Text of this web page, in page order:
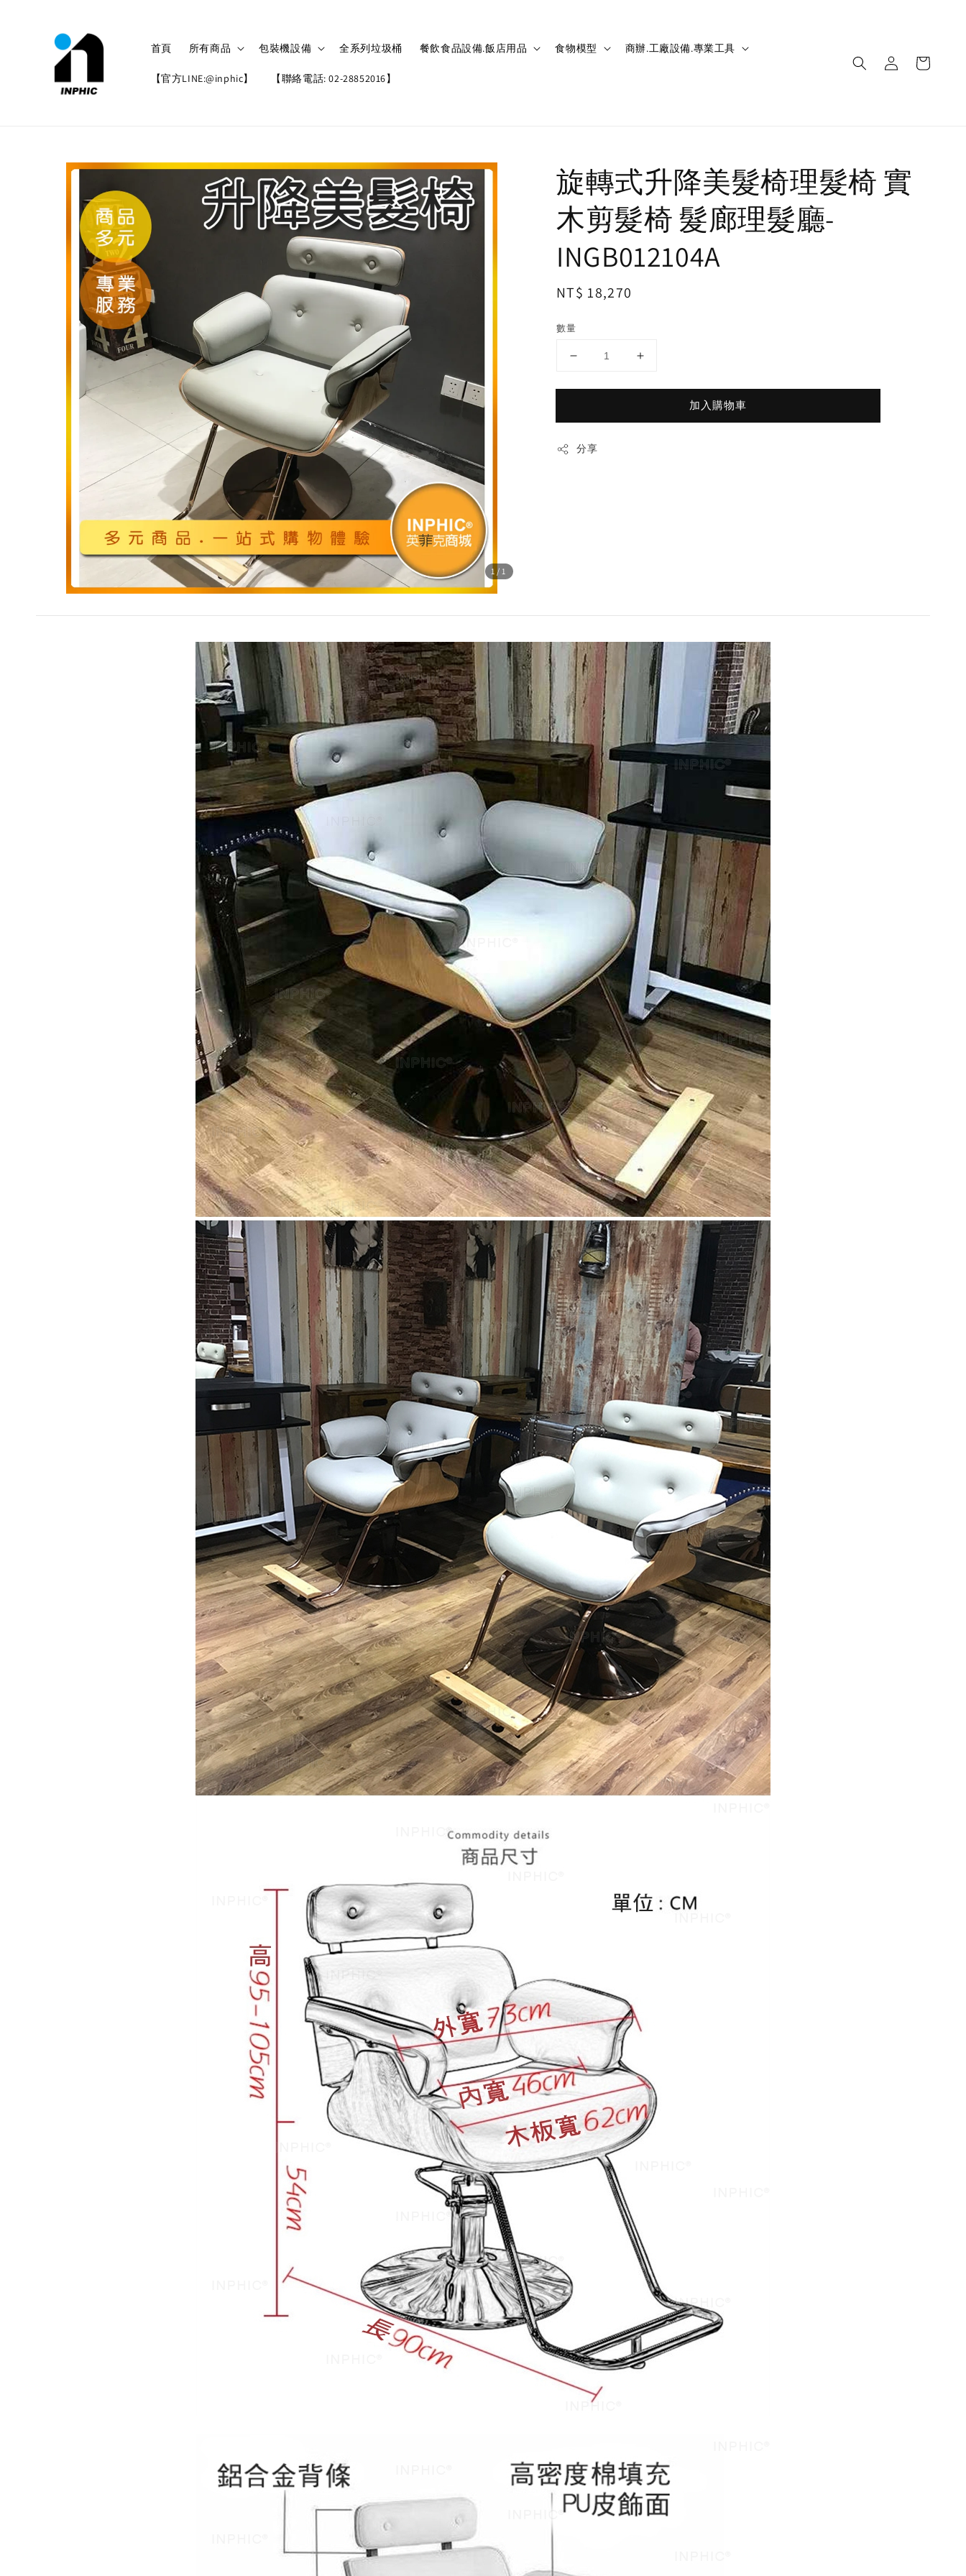
首頁 所有商品 包裝機設備 全系列垃圾桶 餐飲食品設備.飯店用品 食物模型 商辦.工廠設備.專業工具
【官方LINE:@inphic】 【聯絡電話: 02-28852016】
1/1
旋轉式升降美髮椅理髮椅 實
木剪髮椅 髮廊理髮廳-
INGB012104A
Regular
NT$ 18,270
數量
加入購物車
分享